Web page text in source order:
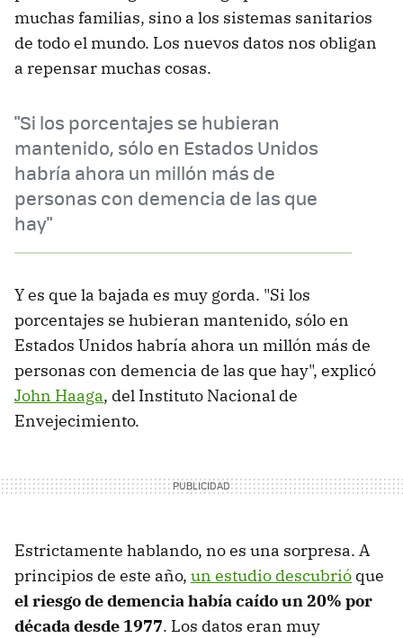
muchas familias, sino a los sistemas sanitarios
de todo el mundo. Los nuevos datos nos obligan
a repensar muchas cosas.
"Si los porcentajes se hubieran
mantenido, sólo en Estados Unidos
habría ahora un millón más de
personas con demencia de las que
hay"
Y es que la bajada es muy gorda. "Si los
porcentajes se hubieran mantenido, sólo en
Estados Unidos habría ahora un millón más de
personas con demencia de las que hay", explicó
John Haaga, del Instituto Nacional de
Envejecimiento.
Estrictamente hablando, no es una sorpresa. A
principios de este año, un estudio descubrió que
el riesgo de demencia había caído un 20% por
década desde 1977. Los datos eran muy